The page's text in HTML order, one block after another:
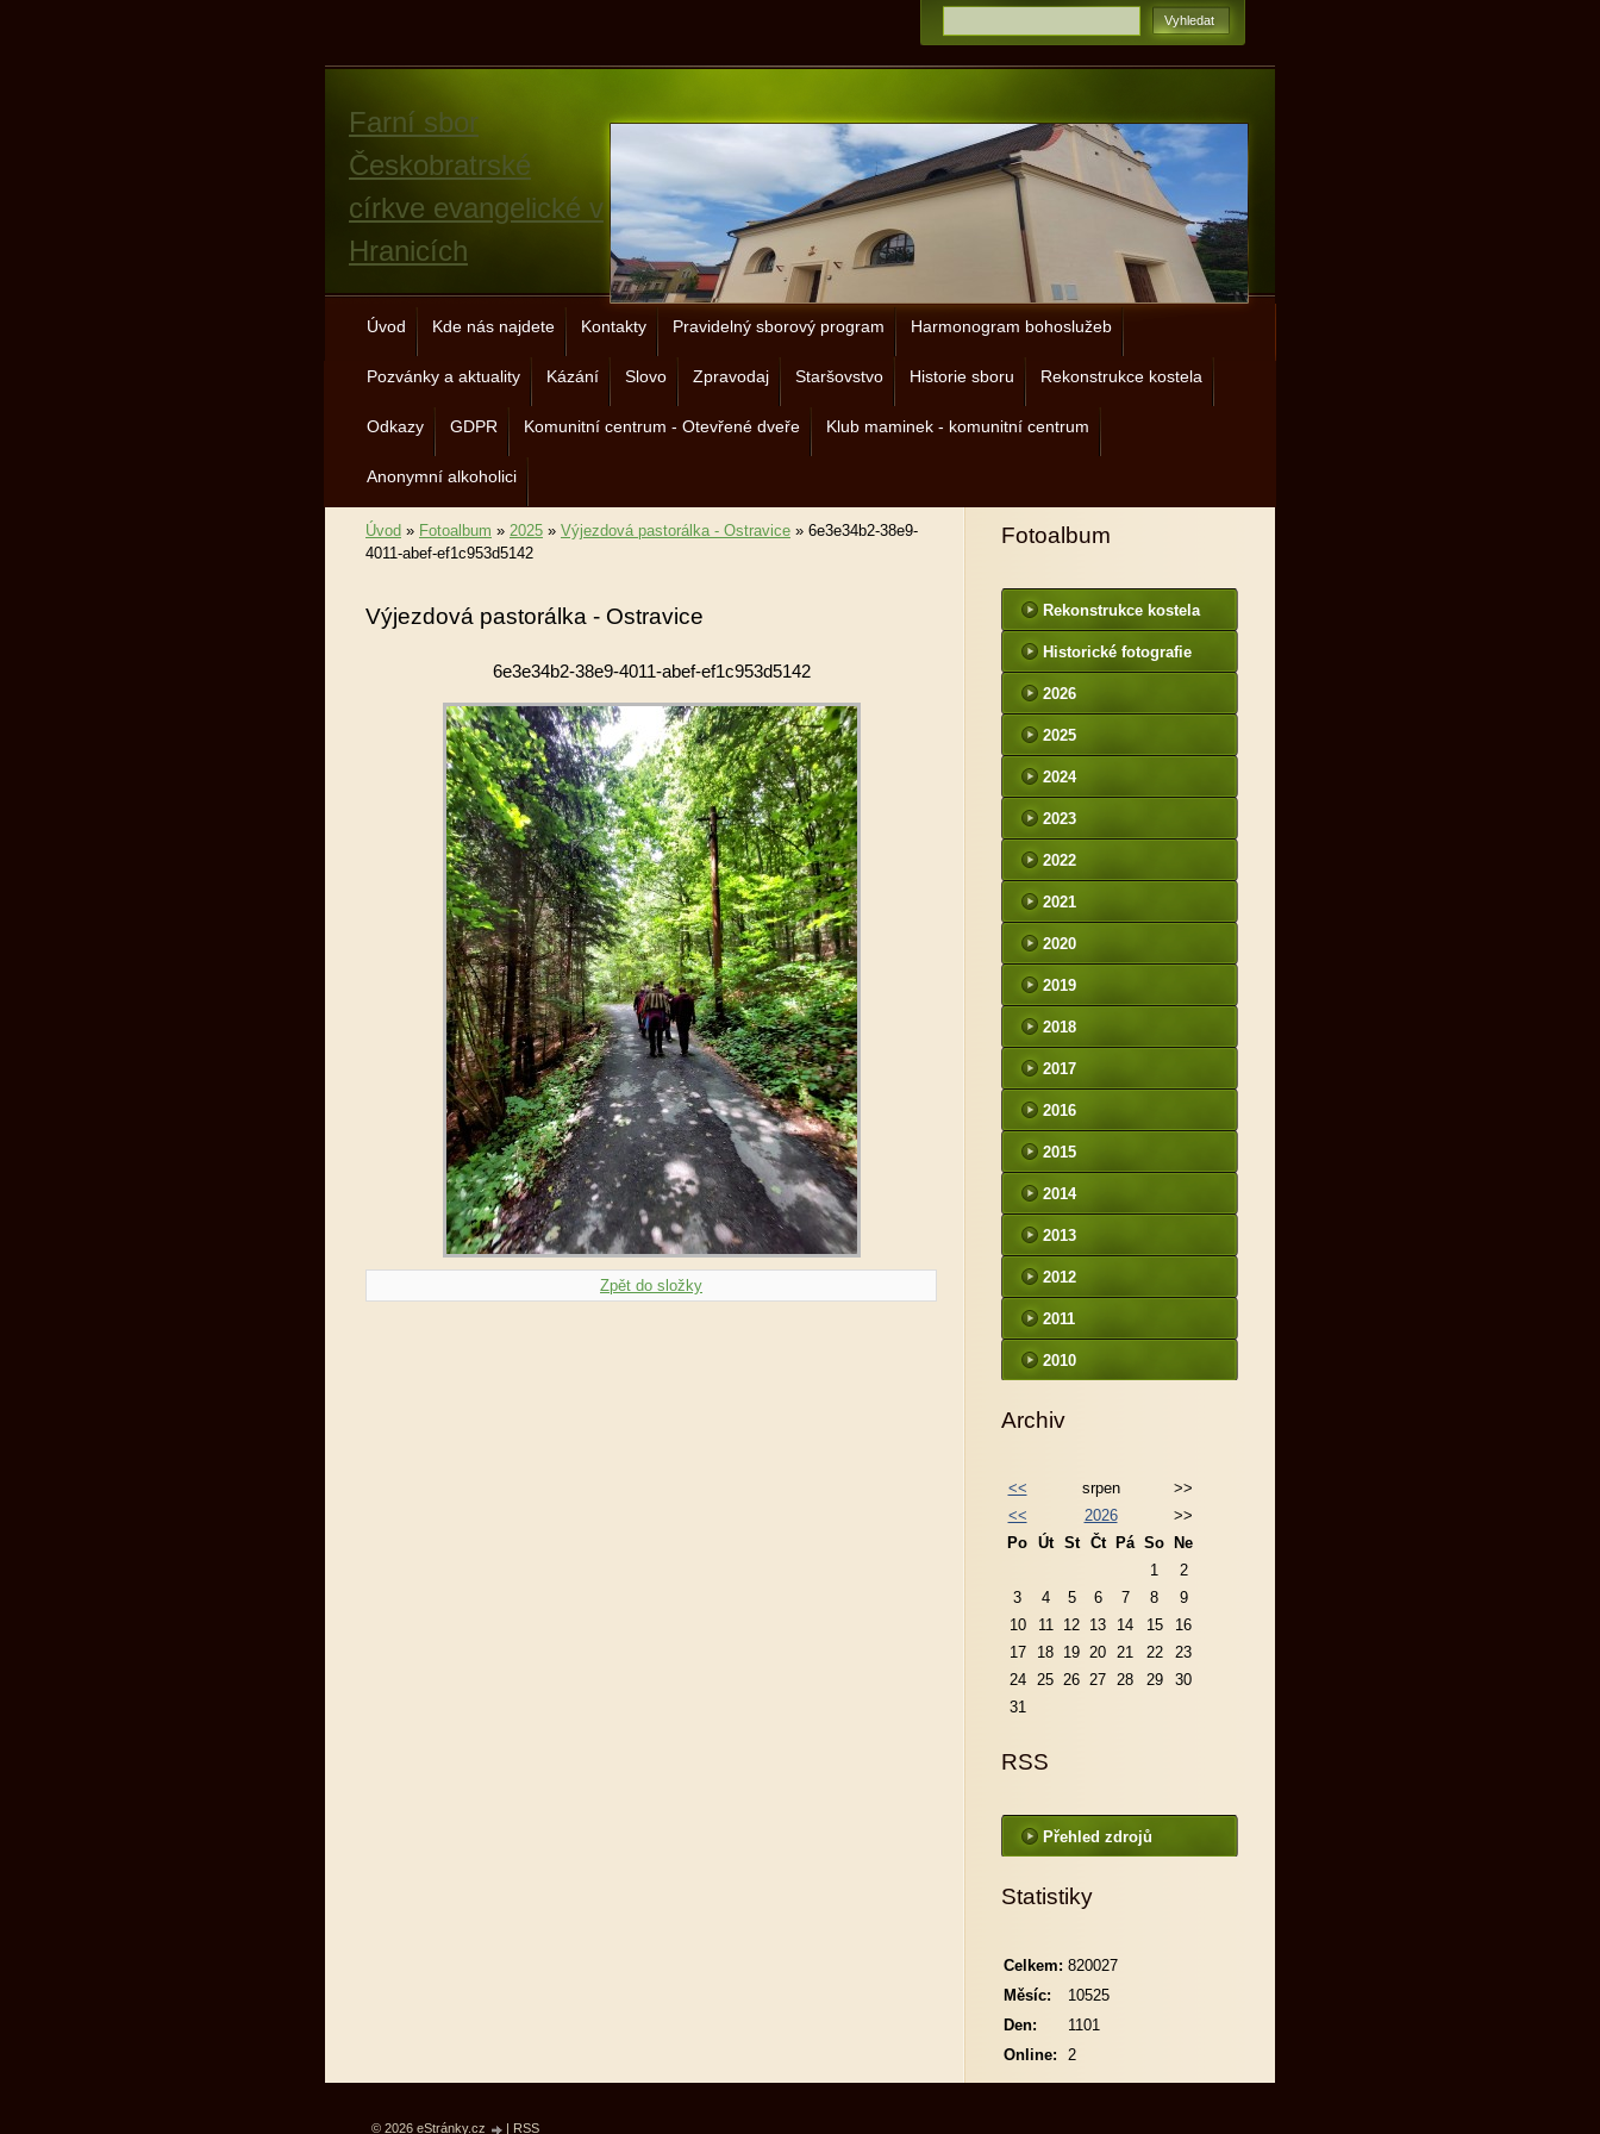
Farní sbor
Českobratrské
církve evangelické v
Hranicích
Úvod Kde nás najdete Kontakty Pravidelný sborový program Harmonogram bohoslužeb
Pozvánky a aktuality Kázání Slovo Zpravodaj Staršovstvo Historie sboru Rekonstrukce kostela
Odkazy GDPR Komunitní centrum - Otevřené dveře Klub maminek - komunitní centrum
Anonymní alkoholici
Úvod » Fotoalbum » 2025 » Výjezdová pastorálka - Ostravice » 6e3e34b2-38e9-
4011-abef-ef1c953d5142
Výjezdová pastorálka - Ostravice
6e3e34b2-38e9-4011-abef-ef1c953d5142
Zpět do složky
Fotoalbum
Rekonstrukce kostela
Historické fotografie
2026
2025
2024
2023
2022
2021
2020
2019
2018
2017
2016
2015
2014
2013
2012
2011
2010
Archiv
<< srpen
>>
<<
2026
>>
Po Út St Čt Pá So
Ne
1
2
3
4 5 6 7 8
9
10
11 12 13 14 15
16
17
18 19 20 21 22
23
24
25 26 27 28 29
30
31
RSS
Přehled zdrojů
Statistiky
Online: 2
Celkem: 820027
Měsíc:
10525
Den:
1101
© 2026 eStránky.cz | RSS